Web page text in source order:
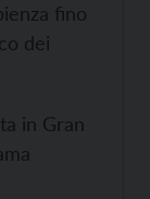
fino
dei
in Gran